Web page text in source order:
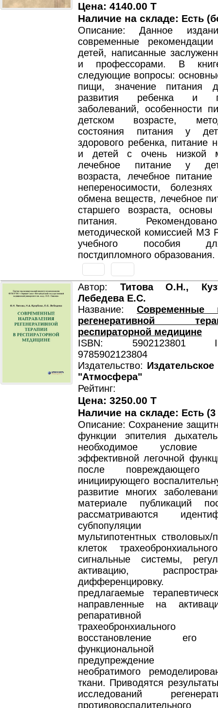
Цена: 4140.00 T
Наличие на складе: Есть
Описание: Данное
современные
детей, написанные
и профессорами. В
следующие вопросы:
пищи, значение питания
развития ребенка и
заболеваний, особенности
детском возрасте,
состояния питания у
здорового ребенка, питание
и детей с очень низкой
лечебное питание у
возраста, лечебное
непереносимости,
обмена веществ, лечебное
старшего возраста, основы
питания.
методической комиссией МЗ
учебного пособия
постдипломного образования.
Автор: Титова О.Н.,
Лебедева Е.С.
Название: Современные
регенеративной
респираторной медицине
ISBN: 5902123801
9785902123804
Издательство:
"Атмосфера"
Рейтинг:
Цена: 3250.00 T
Наличие на складе: Есть
Описание: Сохранение
функции эпителия
необходимое условие
эффективной легочной
после повреждающего
инициирующего
развитие многих
материале публикаций
рассматриваются
субпопуляции
мультипотентных стволовых/
клеток
сигнальные системы,
активацию,
дифференцировку.
предлагаемые
направленные на
репаративной
восстановление его
функциональной
предупреждение
необратимого
ткани. Приводятся
исследований